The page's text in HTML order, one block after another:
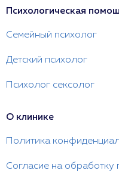
Психологическая
Семейный психолог
Детский психолог
Психолог сексолог
О клинике
Политика
Согласие на обработку